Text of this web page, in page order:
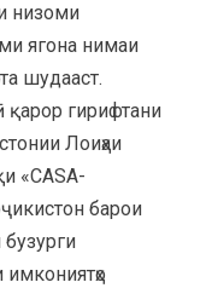
низоми
ягона нимаи
шудааст.
қарор гирифтани
Лоиҳаи
«CASA-
барои